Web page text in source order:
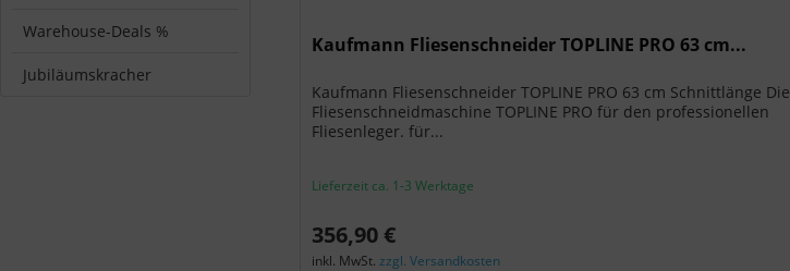
Warehouse-Deals %
Jubiläumskracher
Kaufmann Fliesenschneider TOPLINE PRO 63 cm...
Kaufmann Fliesenschneider TOPLINE PRO 63 cm Schnittlänge Die
Fliesenschneidmaschine TOPLINE PRO für den professionellen
Fliesenleger. für...
Lieferzeit ca. 1-3 Werktage
356,90 €
inkl. MwSt.zzgl. Versandkosten